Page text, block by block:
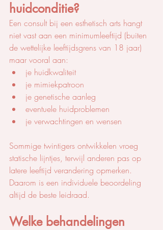
huidconditie?
Een consult bij een esthetisch arts hangt
niet vast aan een minimumleeftijd (buiten
de wettelijke leeftijdsgrens van 18 jaar)
maar vooral aan:
je huidkwaliteit
je mimiekpatroon
je genetische aanleg
eventuele huidproblemen
je verwachtingen en wensen
Sommige twintigers ontwikkelen vroeg
statische lijntjes, terwijl anderen pas op
latere leeftijd verandering opmerken.
Daarom is een individuele beoordeling
altijd de beste leidraad.
Welke behandelingen